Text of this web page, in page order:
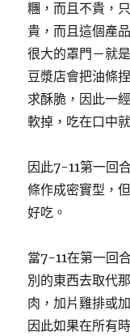
糰，而且不貴，
貴，而且這個產
很大的罩門－就
豆漿店會把油條
求酥脆，因此一
軟掉，吃在口中
因此7-11第一回
條作成密實型，
好吃。
當7-11在第一回
別的東西去取代
肉，加片雞排或
因此如果在所有